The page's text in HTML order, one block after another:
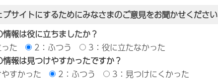
ブサイトにするためにみなさまのご意見をお聞かせください
報は役に立ちましたか？
た
2：ふつう
3：役に立たなかった
情報は見つけやすかったですか？
すかった
2：ふつう 3：見つけにくかった